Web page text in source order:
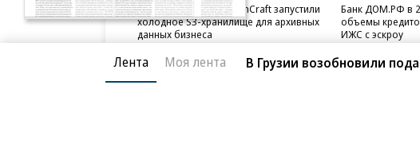
Beeline Cloud и PlatformCraft запустили
холодное S3-хранилище для архивных
данных бизнеса
Банк ДОМ.РФ в
объемы
ИЖС с эскроу
Лента Моя лента В Грузии возобновили